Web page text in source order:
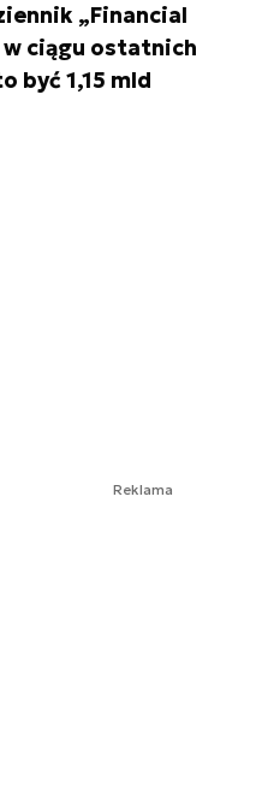
„Financial
w ciągu ostatnich
być 1,15 mld
Reklama